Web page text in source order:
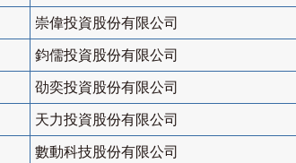
崇偉投資股份有限公司
鈞儒投資股份有限公司
劭奕投資股份有限公司
天力投資股份有限公司
數動科技股份有限公司